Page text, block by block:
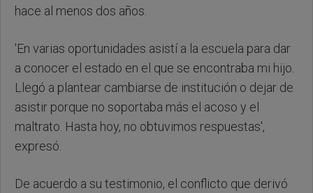
hace al menos dos años.
'En varias oportunidades asistí a la escuela para dar
a conocer el estado en el que se encontraba mi hijo.
Llegó a plantear cambiarse de institución o dejar de
asistir porque no soportaba más el acoso y el
maltrato. Hasta hoy, no obtuvimos respuestas',
expresó.
De acuerdo a su testimonio, el conflicto que derivó